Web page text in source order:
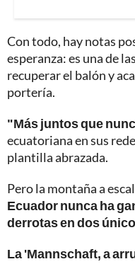
Con todo, hay notas
esperanza: es una de
recuperar el balón y
portería.
"Más juntos que
ecuatoriana en sus
plantilla abrazada.
Pero la montaña a
Ecuador nunca ha
derrotas en dos
La 'Mannschaft, a